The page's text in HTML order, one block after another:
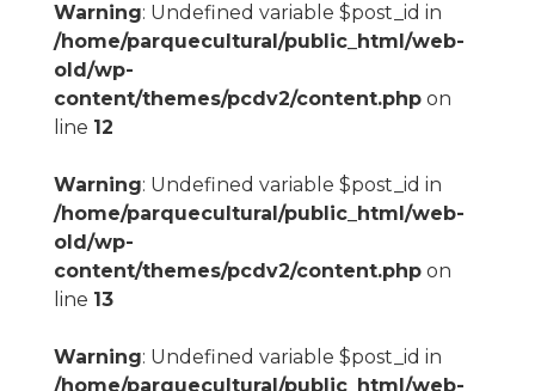
Warning: Undefined variable $post_id in
/home/parquecultural/public_html/web-
old/wp-
content/themes/pcdv2/content.phpon
line 12
Warning: Undefined variable $post_id in
/home/parquecultural/public_html/web-
old/wp-
content/themes/pcdv2/content.phpon
line 13
Warning: Undefined variable $post_id in
/home/parquecultural/public_html/web-